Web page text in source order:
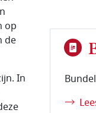
op
de
In